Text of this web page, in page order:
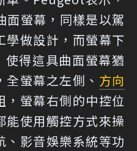
面螢幕，同樣是以駕
學做設計，而螢幕下
得這具曲面螢幕猶
螢幕之左側、 方向
，螢幕右側的中控位
能使用觸控方式來操
、影音娛樂系統等功